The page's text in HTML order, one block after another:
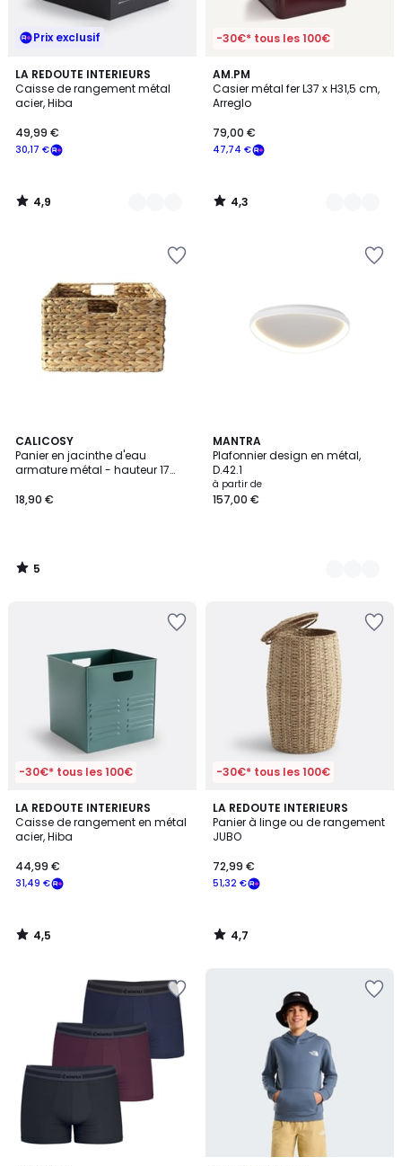
Prix exclusif
LA REDOUTE INTERIEURS
Caisse de rangement métal
acier, Hiba
30,17 €
49,99 €
4,9
/ 5
2
Couleurs
4,9
/
-30€* tous les 100€
AM.PM
Casier métal fer L37 x H31,5 cm,
Arreglo
47,74 €
79,00 €
4,3
/ 5
5
Couleurs
4,3
/
CALICOSY
Panier en jacinthe d'eau
armature métal - hauteur 17
18,90 €
5
/
5
5
/
MANTRA
Plafonnier design en métal,
D.42.1
à partir de
157,00 €
4
Couleurs
-30€* tous les 100€
LA REDOUTE INTERIEURS
Caisse de rangement en métal
acier, Hiba
31,49 €
44,99 €
4,5
/ 5
4,5
/
-30€* tous les 100€
LA REDOUTE INTERIEURS
Panier à linge ou de rangement
JUBO
51,32 €
72,99 €
4,7
/ 5
4,7
/